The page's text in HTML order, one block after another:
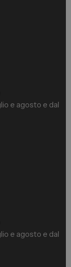
e agosto e dal
e agosto e dal